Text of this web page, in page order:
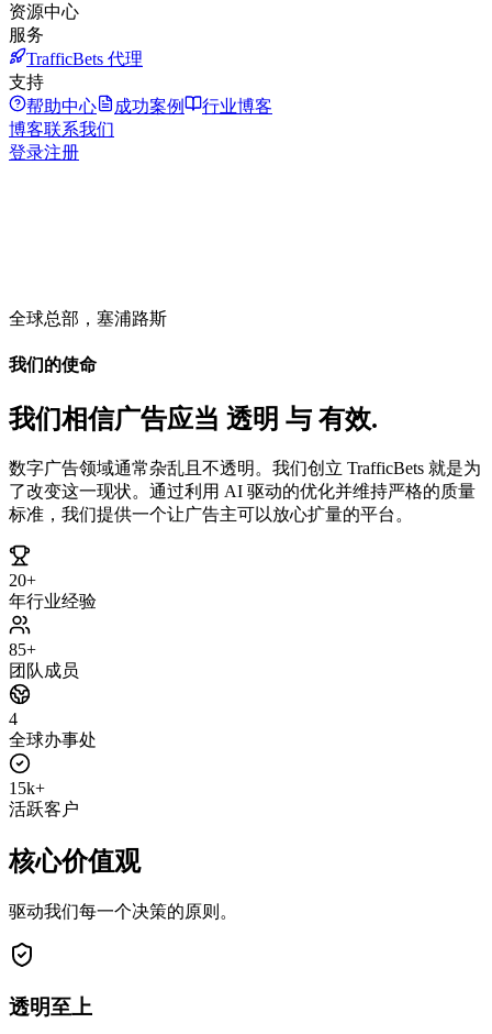
资源中心
服务
TrafficBets 代理
支持
帮助中心
成功案例
行业博客
博客联系我们
登录注册
全球总部，塞浦路斯
我们的使命
我们相信广告应当 透明 与 有效.
数字广告领域通常杂乱且不透明。我们创立 TrafficBets 就是为
了改变这一现状。通过利用 AI 驱动的优化并维持严格的质量
标准，我们提供一个让广告主可以放心扩量的平台。
20+
年行业经验
85+
团队成员
4
全球办事处
15k+
活跃客户
核心价值观
驱动我们每一个决策的原则。
透明至上